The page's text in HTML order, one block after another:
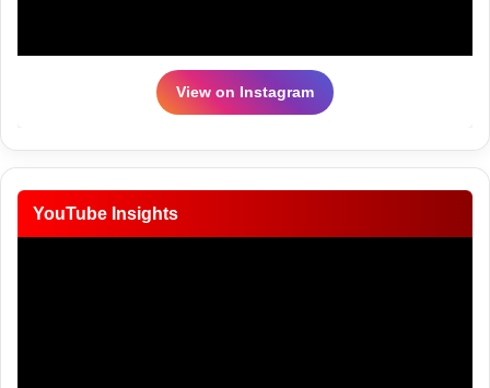
View on Instagram
YouTube Insights